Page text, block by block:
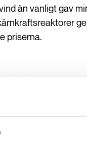
än vanligt gav
priserna.
dem lokala. Men
om historiskt
där alla